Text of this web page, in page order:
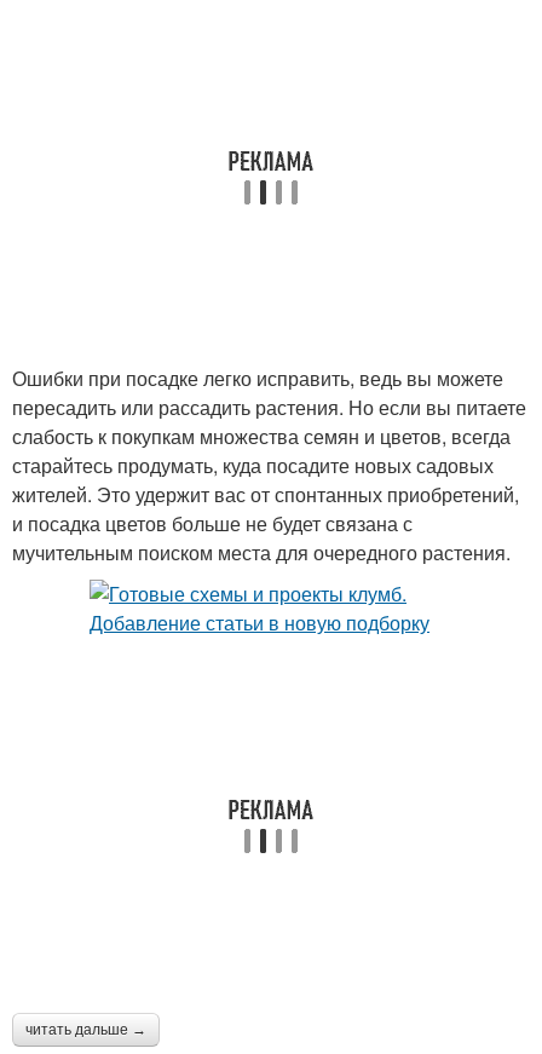
Ошибки при посадке легко исправить, ведь вы можете
пересадить или рассадить растения. Но если вы питаете
слабость к покупкам множества семян и цветов, всегда
старайтесь продумать, куда посадите новых садовых
жителей. Это удержит вас от спонтанных приобретений,
и посадка цветов больше не будет связана с
мучительным поиском места для очередного растения.
читать дальше →